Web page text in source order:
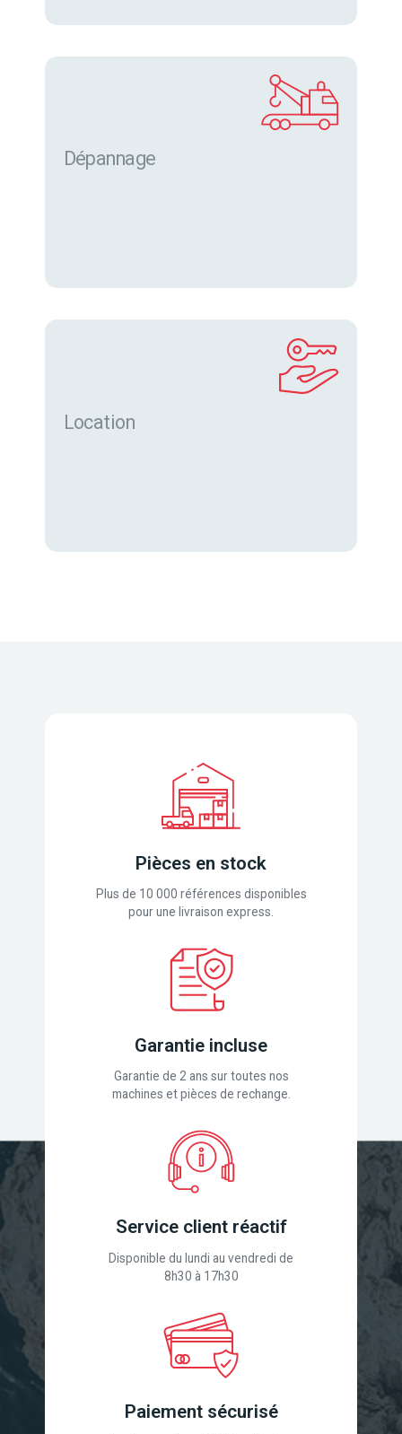
Dépannage
Location
Pièces en stock
Plus de 10 000 références disponibles
pour une livraison express.
Garantie incluse
Garantie de 2 ans sur toutes nos
machines et pièces de rechange.
Service client réactif
Disponible du lundi au vendredi de
8h30 à 17h30
Paiement sécurisé